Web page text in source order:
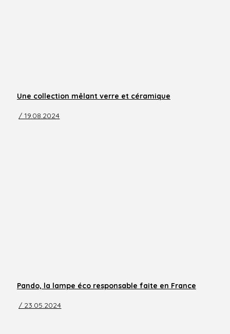
Une collection mêlant verre et céramique
/ 19.08.2024
Pando, la lampe éco responsable faite en France
/ 23.05.2024